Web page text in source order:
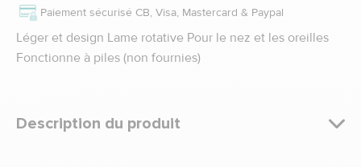
Paiement sécurisé CB, Visa, Mastercard & Paypal
Léger et design Lame rotative Pour le nez et les oreilles
Fonctionne à piles (non fournies)
Description du produit